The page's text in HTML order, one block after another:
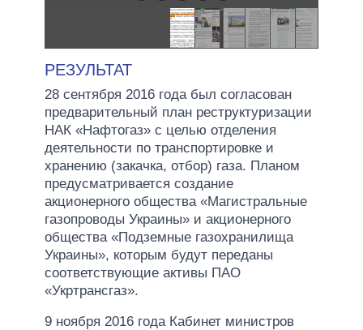
РЕЗУЛЬТАТ
28 сентября 2016 года был согласован
предварительный план реструктуризации
НАК «Нафтогаз» с целью отделения
деятельности по транспортировке и
хранению (закачка, отбор) газа. Планом
предусматривается создание
акционерного общества «Магистральные
газопроводы Украины» и акционерного
общества «Подземные газохранилища
Украины», которым будут переданы
соответствующие активы ПАО
«Укртрансгаз».
9 ноября 2016 года Кабинет министров